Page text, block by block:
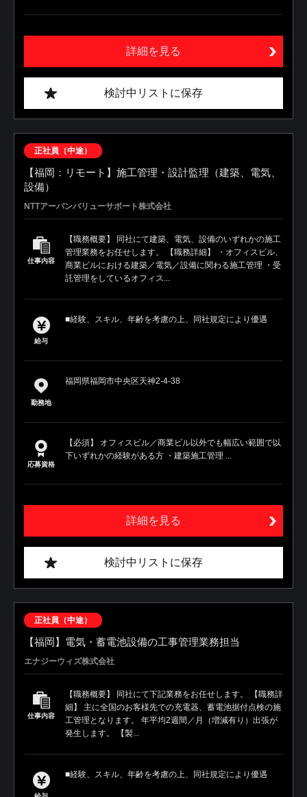
詳細を見る
検討中リストに保存
正社員（中途）
【福岡：リモート】施工管理・設計監理（建築、電気、
設備）
NTTアーバンバリューサポート株式会社
仕事内容
【職務概要】 同社にて建築、電気、設備のいずれかの施工
管理業務をお任せします。 【職務詳細】 ・オフィスビル、
商業ビルにおける建築／電気／設備に関わる施工管理 ・受
託管理をしているオフィス...
給与
■経験、スキル、年齢を考慮の上、同社規定により優遇
勤務地
福岡県福岡市中央区天神2-4-38
応募資格
【必須】 オフィスビル／商業ビル以外でも幅広い範囲で以
下いずれかの経験がある方 ・建築施工管理 ...
詳細を見る
検討中リストに保存
正社員（中途）
【福岡】電気・蓄電池設備の工事管理業務担当
エナジーウィズ株式会社
仕事内容
【職務概要】 同社にて下記業務をお任せします。 【職務詳
細】 主に全国のお客様先での充電器、蓄電池据付点検の施
工管理となります。 年平均2週間／月（増減有り）出張が
発生します。 【製...
■経験、スキル、年齢を考慮の上、同社規定により優遇